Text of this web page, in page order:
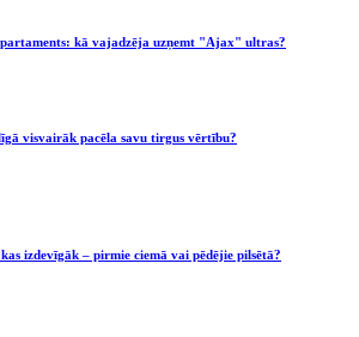
kā vajadzēja uzņemt "Ajax" ultras?
visvairāk pacēla savu tirgus vērtību?
izdevīgāk – pirmie ciemā vai pēdējie pilsētā?